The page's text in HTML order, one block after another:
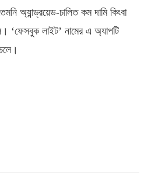
অ্যান্ড্রয়েড-চালিত কম দামি কিংবা
‘ফেসবুক লাইট’ নামের এ অ্যাপটি